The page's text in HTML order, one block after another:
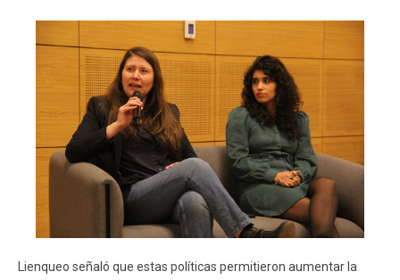
Lienqueo señaló que estas políticas permitieron aumentar la